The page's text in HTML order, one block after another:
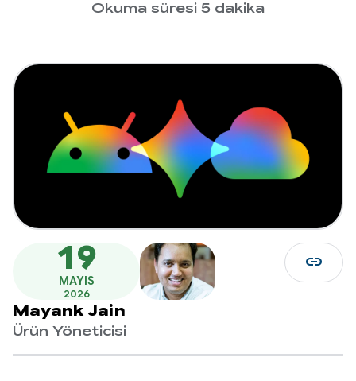
Okuma süresi 5 dakika
19
MAYIS
2026
Mayank Jain
Ürün Yöneticisi
link